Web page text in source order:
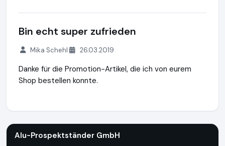
Bin echt super zufrieden
Mika Schehl 26.03.2019
Danke für die Promotion-Artikel, die ich von eurem
Shop bestellen konnte.
Alu-Prospektständer GmbH